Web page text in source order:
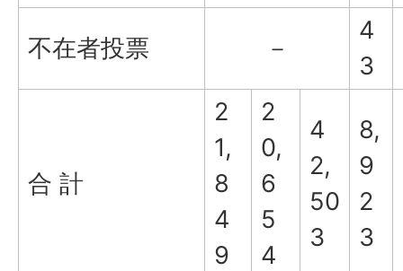
不在者投票 －
4
3
合 計
2
1,
8
4
9
2
0,
6
5
4
4
2,
50
3
8,
9
2
3